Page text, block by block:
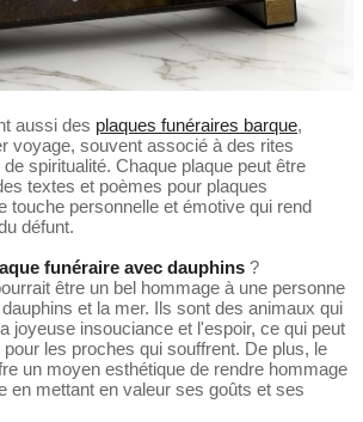
aussi des plaques funéraires barque,
voyage, souvent associé à des rites
spiritualité. Chaque plaque peut être
textes et poèmes pour plaques
touche personnelle et émotive qui rend
défunt.
funéraire avec dauphins ?
être un bel hommage à une personne
et la mer. Ils sont des animaux qui
joyeuse insouciance et l'espoir, ce qui peut
les proches qui souffrent. De plus, le
un moyen esthétique de rendre hommage
en mettant en valeur ses goûts et ses